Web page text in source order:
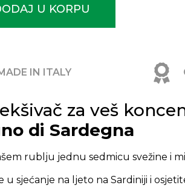
U KORPU
IN ITALY
za veš
di Sardegna
rublju jednu sedmicu svežine i
u sjećanje na ljeto na Sardiniji i